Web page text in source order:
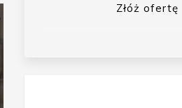
Złóż ofertę